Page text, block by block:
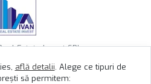
Estate Invest SRL
află detalii. Alege ce tipuri de
să permitem: